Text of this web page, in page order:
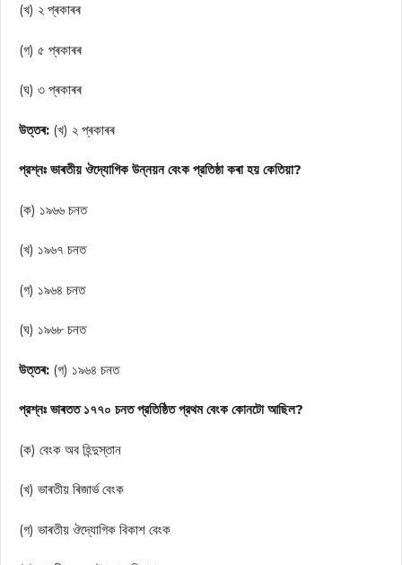
(খ) ২ প্ৰকাৰৰ
(গ) ৫ প্ৰকাৰৰ
(ঘ) ৩ প্ৰকাৰৰ
উত্তৰ: (খ) ২ প্ৰকাৰৰ
প্রশ্নঃ ভাৰতীয় ঔদ্যোগিক উন্নয়ন বেংক প্রতিষ্ঠা কৰা হয় কেতিয়া?
(ক) ১৯৬৬ চনত
(খ) ১৯৬৭ চনত
(গ) ১৯৬৪ চনত
(ঘ) ১৯৬৮ চনত
উত্তৰ: (গ) ১৯৬৪ চনত
প্রশ্নঃ ভাৰতত ১৭৭০ চনত প্রতিষ্ঠিত প্রথম বেংক কোনটো আছিল?
(ক) বেংক অব হিন্দুস্তান
(খ) ভাৰতীয় ৰিজার্ভ বেংক
(গ) ভাৰতীয় ঔদ্যোগিক বিকাশ বেংক